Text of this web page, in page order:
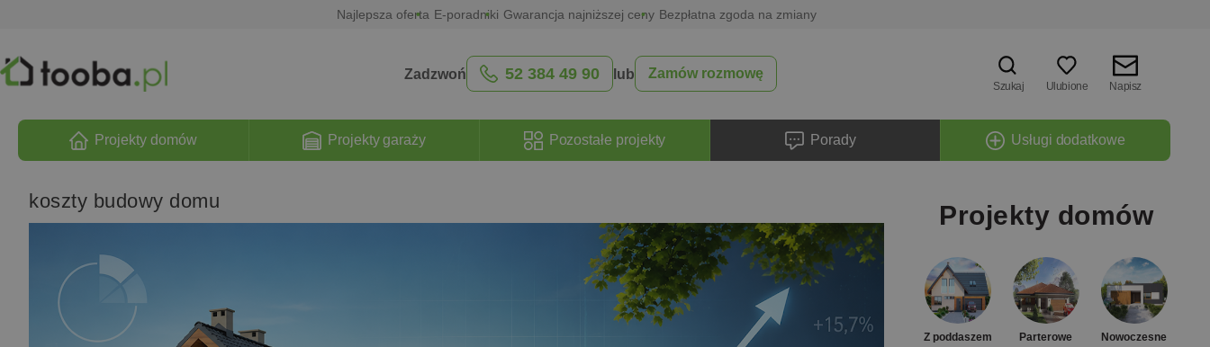
Najlepsza oferta E-poradniki Gwarancja najniższej ceny Bezpłatna zgoda na zmiany
Zadzwoń 52 384 49 90 lub Zamów rozmowę
Szukaj Ulubione Napisz
Projekty domów Projekty garaży Pozostałe projekty Porady Usługi dodatkowe
koszty budowy domu Projekty domów
Z poddaszem Parterowe Nowoczesne